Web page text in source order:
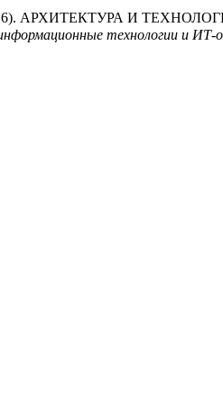
(2016). АРХИТЕКТУРА И
технологии и ИТ-